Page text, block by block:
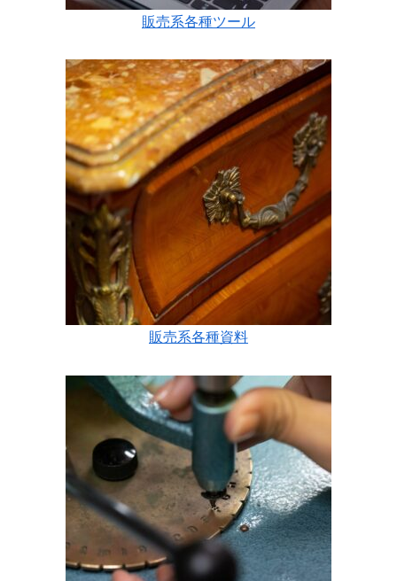
販売系各種ツール
販売系各種資料